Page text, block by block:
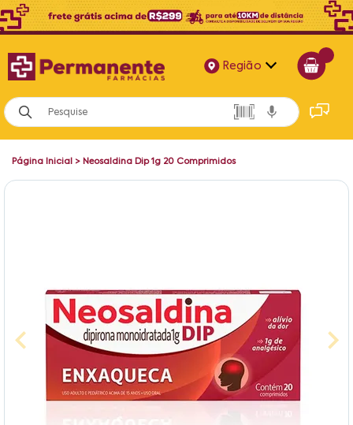
Região
Alagoas
Bahia
Página Inicial > Neosaldina Dip 1g 20 Comprimidos